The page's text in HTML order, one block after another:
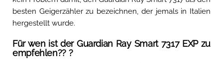
besten Geigerzähler zu bezeichnen, der jemals in Italien
hergestellt wurde.
Für wen ist der Guardian Ray Smart 7317 EXP zu
empfehlen?? ?